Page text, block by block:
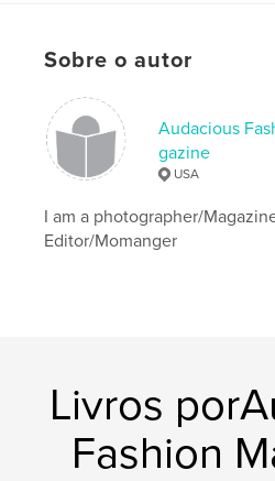
Sobre o autor
Audacious
gazine
USA
I am a photographer/
Editor/Momanger
Livros
Fashion